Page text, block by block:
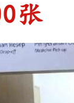
张